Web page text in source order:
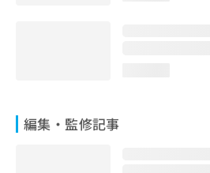
編集・監修記事